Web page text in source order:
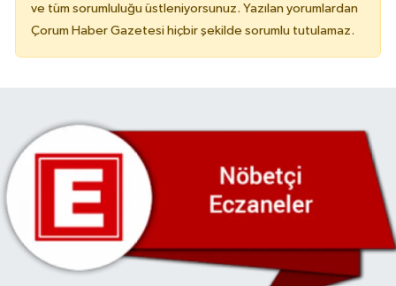
ve tüm sorumluluğu üstleniyorsunuz. Yazılan yorumlardan
Çorum Haber Gazetesi hiçbir şekilde sorumlu tutulamaz.